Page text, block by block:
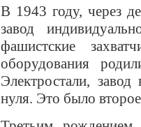
В 1943 году, через
завод
фашистские
оборудования
Электростали,
нуля. Это было